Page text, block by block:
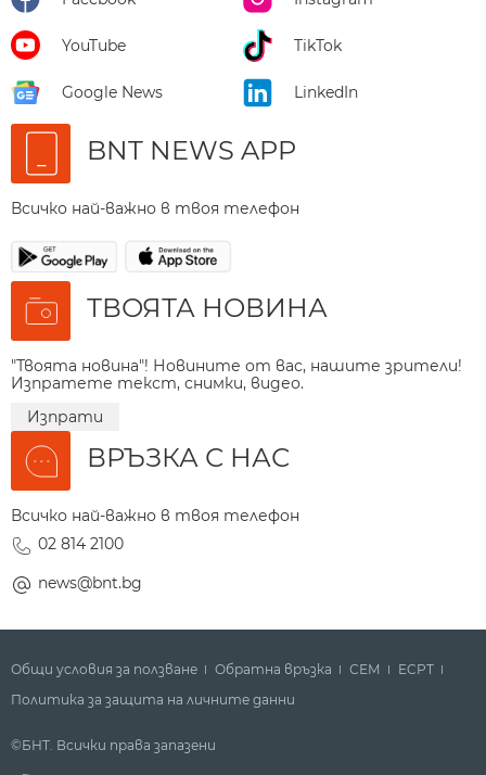
YouTube TikTok
Google News LinkedIn
BNT NEWS APP
Всичко най-важно в твоя телефон
ТВОЯТА НОВИНА
"Твоята новина"! Новините от вас, нашите зрители!
Изпратете текст, снимки, видео.
Изпрати
ВРЪЗКА С НАС
Всичко най-важно в твоя телефон
02 814 2100
news@bnt.bg
Общи условия за ползване Обратна връзка СЕМ
ECPT
Политика за защита на личните данни
©БНТ. Всички права запазени